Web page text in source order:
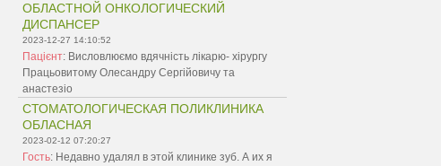
ОБЛАСТНОЙ ОНКОЛОГИЧЕСКИЙ
ДИСПАНСЕР
2023-12-27 14:10:52
Пацієнт: Висловлюємо вдячність лікарю- хірургу
Працьовитому Олесандру Сергійовичу та
анастезіо
СТОМАТОЛОГИЧЕСКАЯ ПОЛИКЛИНИКА
ОБЛАСНАЯ
2023-02-12 07:20:27
Гость: Недавно удалял в этой клинике зуб. А их я